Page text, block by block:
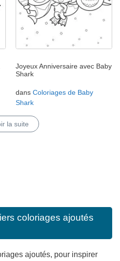
Joyeux Anniversaire avec Baby
Shark
dans Coloriages de Baby
Shark
la suite
coloriages ajoutés
ajoutés, pour inspirer